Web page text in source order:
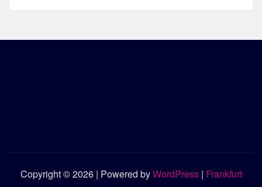
Copyright © 2026 | Powered byWordPress | Frankfurt